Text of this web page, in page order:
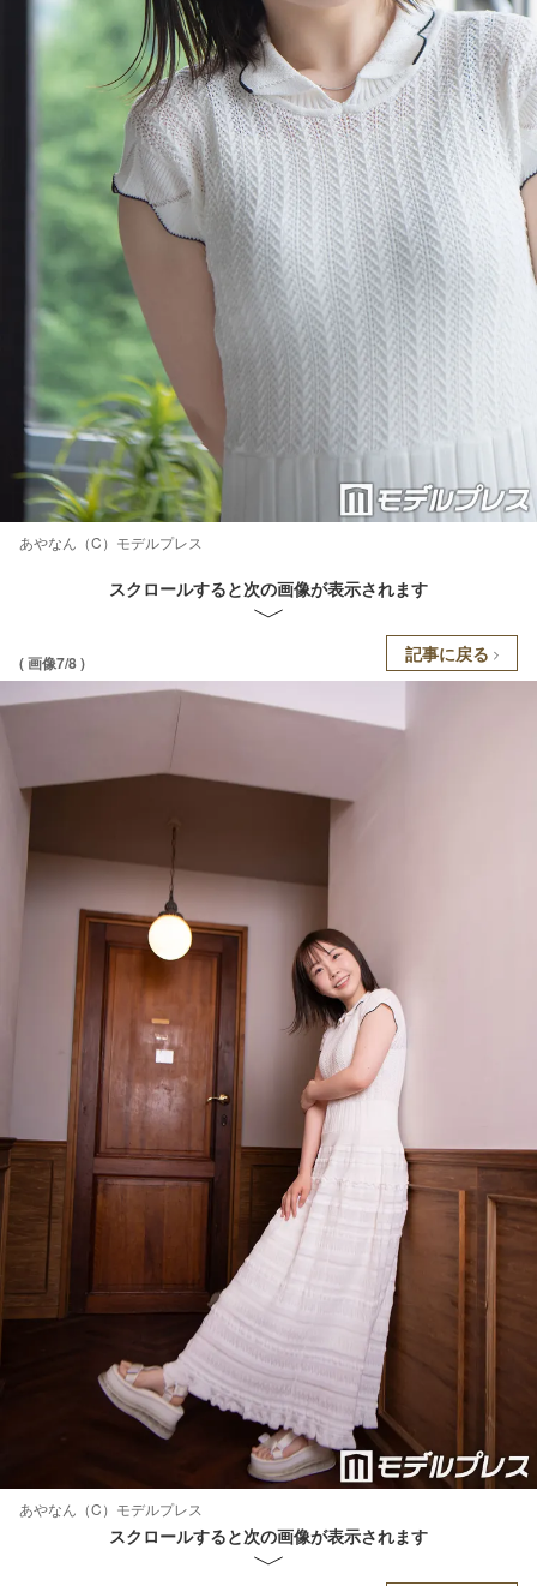
あやなん（C）モデルプレス
スクロールすると次の画像が表示されます
( 画像7/8 ) 記事に戻る
あやなん（C）モデルプレス
スクロールすると次の画像が表示されます